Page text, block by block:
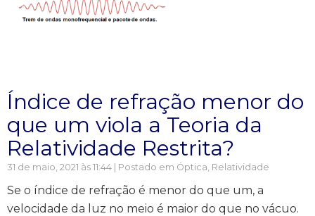
Índice de refração menor do
que um viola a Teoria da
Relatividade Restrita?
31 de maio, 2021 às 11:44 | Postado em Óptica, Relatividade
Se o índice de refração é menor do que um, a
velocidade da luz no meio é maior do que no vácuo.